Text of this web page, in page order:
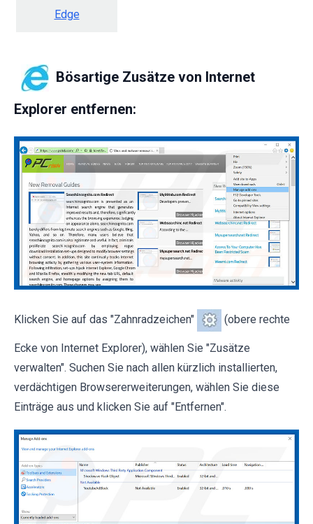
Edge
Bösartige Zusätze von Internet
Explorer entfernen:
Klicken Sie auf das "Zahnradzeichen" (obere rechte
Ecke von Internet Explorer), wählen Sie "Zusätze
verwalten". Suchen Sie nach allen kürzlich installierten,
verdächtigen Browsererweiterungen, wählen Sie diese
Einträge aus und klicken Sie auf "Entfernen".